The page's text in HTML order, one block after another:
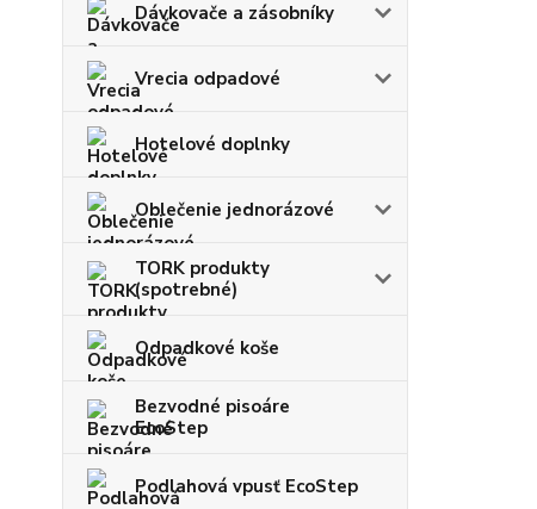
Dávkovače a zásobníky
Vrecia odpadové
Hotelové doplnky
Oblečenie jednorázové
TORK produkty
(spotrebné)
Odpadkové koše
Bezvodné pisoáre
EcoStep
Podlahová vpusť EcoStep